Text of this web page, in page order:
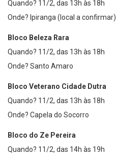
Quando? 11/2, das 13h às 18h
Onde? Ipiranga (local a confirmar)
Bloco Beleza Rara
Quando? 11/2, das 13h às 18h
Onde? Santo Amaro
Bloco Veterano Cidade Dutra
Quando? 11/2, das 13h às 18h
Onde? Capela do Socorro
Bloco do Ze Pereira
Quando? 11/2, das 14h às 19h